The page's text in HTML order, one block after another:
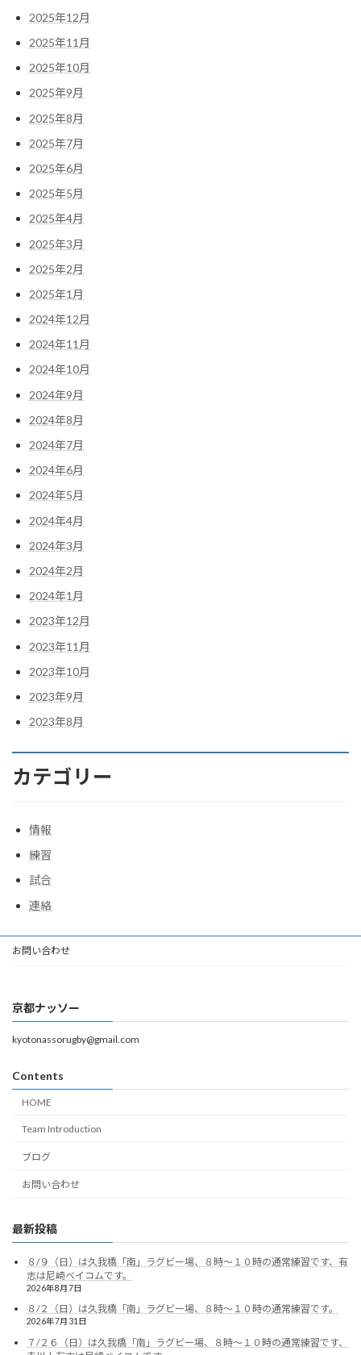
2025年12月
2025年11月
2025年10月
2025年9月
2025年8月
2025年7月
2025年6月
2025年5月
2025年4月
2025年3月
2025年2月
2025年1月
2024年12月
2024年11月
2024年10月
2024年9月
2024年8月
2024年7月
2024年6月
2024年5月
2024年4月
2024年3月
2024年2月
2024年1月
2023年12月
2023年11月
2023年10月
2023年9月
2023年8月
カテゴリー
情報
練習
試合
連絡
お問い合わせ
京都ナッソー
kyotonassorugby@gmail.com
Contents
HOME
Team Introduction
ブログ
お問い合わせ
最新投稿
８/９（日）は久我橋「南」ラグビー場、８時～１０時の通常練習です、有
志は尼崎ベイコムです。
2026年8月7日
８/２（日）は久我橋「南」ラグビー場、８時～１０時の通常練習です。
2026年7月31日
７/２６（日）は久我橋「南」ラグビー場、８時～１０時の通常練習です、